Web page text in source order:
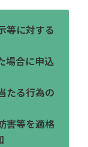
等に対する
場合に申込
たる⾏為の
害等を適格